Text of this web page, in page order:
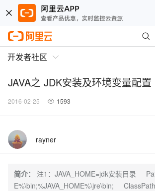
开发者社区
JAVA之 JDK安装及环境变量配置
2016-02-25 1593
rayner
简介：
注1：JAVA_HOME=jdk安装目录
E%\bin;%JAVA_HOME%\jre\bin;